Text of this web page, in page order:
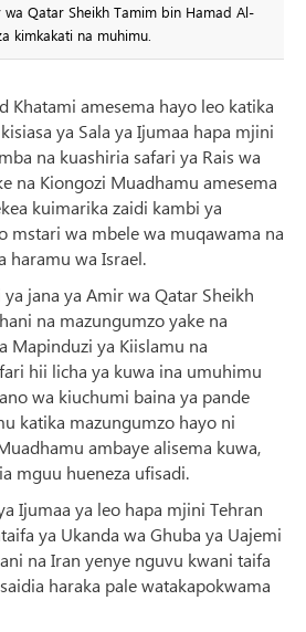
Qatar Sheikh Tamim bin Hamad Al-
kimkakati na muhimu.
Khatami amesema hayo leo katika
ya Sala ya Ijumaa hapa mjini
na kuashiria safari ya Rais wa
na Kiongozi Muadhamu amesema
kuimarika zaidi kambi ya
mstari wa mbele wa muqawama na
haramu wa Israel.
jana ya Amir wa Qatar Sheikh
na mazungumzo yake na
Mapinduzi ya Kiislamu na
hii licha ya kuwa ina umuhimu
wa kiuchumi baina ya pande
katika mazungumzo hayo ni
ambaye alisema kuwa,
mguu hueneza ufisadi.
Ijumaa ya leo hapa mjini Tehran
ya Ukanda wa Ghuba ya Uajemi
na Iran yenye nguvu kwani taifa
haraka pale watakapokwama